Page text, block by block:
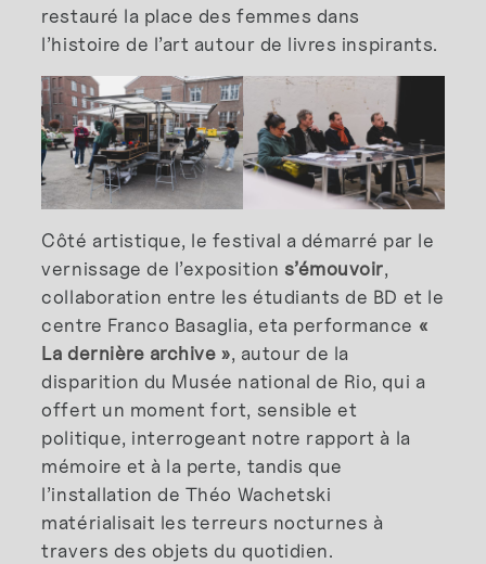
restauré la place des femmes dans
l’histoire de l’art autour de livres inspirants.
Côté artistique, le festival a démarré par le
vernissage de l’exposition s’émouvoir,
collaboration entre les étudiants de BD et le
centre Franco Basaglia, eta performance «
La dernière archive », autour de la
disparition du Musée national de Rio, qui a
offert un moment fort, sensible et
politique, interrogeant notre rapport à la
mémoire et à la perte, tandis que
l’installation de Théo Wachetski
matérialisait les terreurs nocturnes à
travers des objets du quotidien.